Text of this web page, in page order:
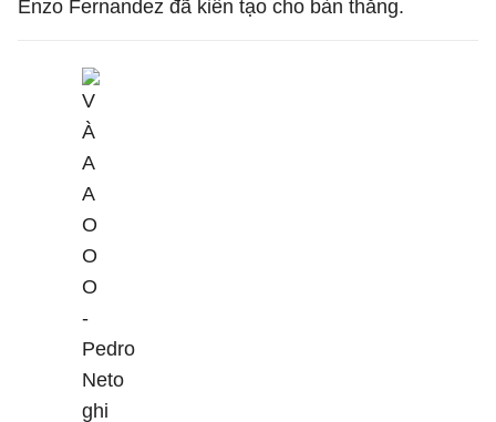
Enzo Fernandez đã kiến tạo cho bàn thắng.